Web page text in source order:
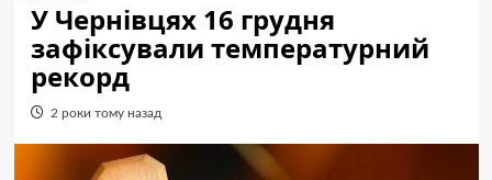
У Чернівцях 16 грудня
зафіксували температурний
рекорд
2 роки тому назад